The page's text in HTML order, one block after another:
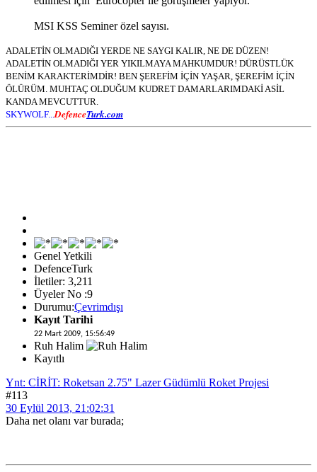
MSI KSS Seminer özel sayısı.
ADALETİN OLMADIĞI YERDE NE SAYGI KALIR, NE DE DÜZEN!
ADALETİN OLMADIĞI YER YIKILMAYA MAHKUMDUR! DÜRÜSTLÜK
BENİM KARAKTERİMDİR! BEN ŞEREFİM İÇİN YAŞAR, ŞEREFİM İÇİN
ÖLÜRÜM. MUHTAÇ OLDUĞUM KUDRET DAMARLARIMDAKİ ASİL
KANDA MEVCUTTUR.
SKYWOLF... DefenceTurk.com
Genel Yetkili
DefenceTurk
İletiler: 3,211
Üyeler No :9
Durumu:Çevrimdışı
Kayıt Tarihi
22 Mart 2009, 15:56:49
Ruh Halim
Kayıtlı
Ynt: CİRİT: Roketsan 2.75" Lazer Güdümlü Roket Projesi
#113
30 Eylül 2013, 21:02:31
Daha net olanı var burada;